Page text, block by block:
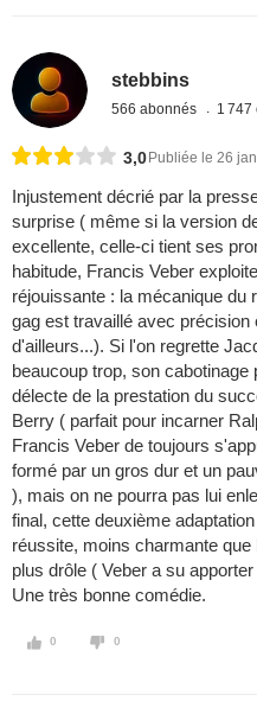
stebbins
566 abonnés 1 747
3,0 Publiée le 26
Injustement décrié par la
surprise ( même si la version
excellente, celle-ci tient ses
habitude, Francis Veber
réjouissante : la mécanique du
gag est travaillé avec précision
d'ailleurs...). Si l'on regrette
beaucoup trop, son
délecte de la prestation du
Berry ( parfait pour incarner
Francis Veber de toujours
formé par un gros dur et un
), mais on ne pourra pas lui
final, cette deuxième
réussite, moins charmante
plus drôle ( Veber a su
Une très bonne comédie.
0 0